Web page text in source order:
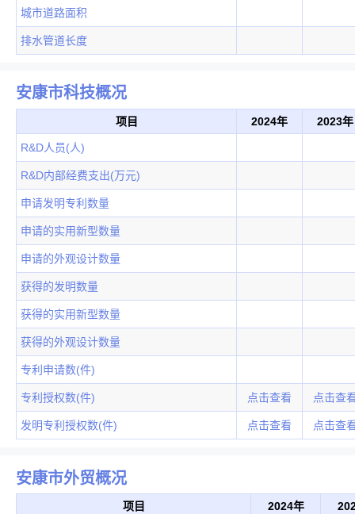
城市道路面积
排水管道长度
安康市科技概况
项目 2024年 2023年
R&D人员(人)
R&D内部经费支出(万元)
申请发明专利数量
申请的实用新型数量
申请的外观设计数量
获得的发明数量
获得的实用新型数量
获得的外观设计数量
专利申请数(件)
专利授权数(件) 点击查看 点击查
发明专利授权数(件) 点击查看 点击查
安康市外贸概况
项目 2024年